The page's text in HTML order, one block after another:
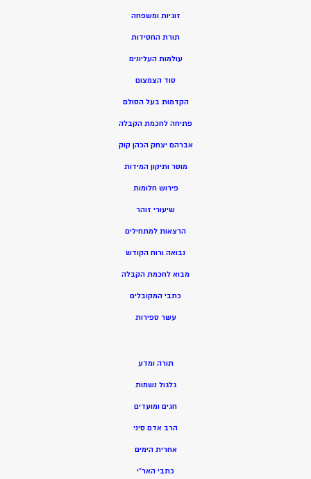
זוגיות ומשפחה
תורת החסידות
עולמות העליונים
סוד הצמצום
הקדמות בעל הסולם
פתיחה לחכמת הקבלה
אברהם יצחק הכהן קוק
מוסר ותיקון המידות
פירוש חלומות
שיעורי זוהר
הרצאות למתחילים
נבואה ורוח הקודש
מבוא לחכמת הקבלה
כתבי המקובלים
עשר ספירות
תורה ומדע
גלגול נשמות
חגים ומועדים
הרב אדם סיני
אחרית הימים
כתבי האר”י